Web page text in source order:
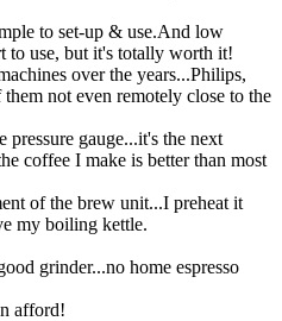
to set-up & use.And low
to use, but it's totally worth it!
over the years...Philips,
not even remotely close to the
gauge...it's the next
coffee I make is better than most
of the brew unit...I preheat it
my boiling kettle.
grinder...no home espresso
afford!